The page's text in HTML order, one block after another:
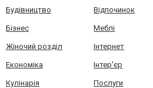
Будівництво Відпочинок
Бізнес Меблі
Жіночий розділ Інтернет
Економіка Інтер'єр
Кулінарія Послуги